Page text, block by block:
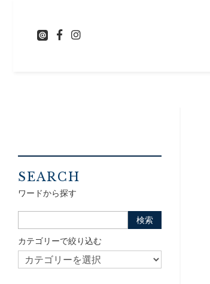
SEARCH
ワードから探す
カテゴリーで絞り込む